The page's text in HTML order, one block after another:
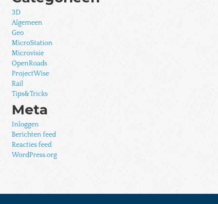
3D
Algemeen
Geo
MicroStation
Microvisie
OpenRoads
ProjectWise
Rail
Tips&Tricks
Meta
Inloggen
Berichten feed
Reacties feed
WordPress.org